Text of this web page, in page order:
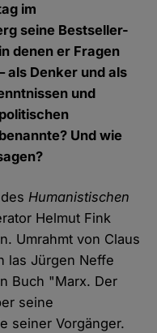
im
seine Bestseller-
denen er Fragen
als Denker und als
und
Und wie
desHumanistischen
Helmut Fink
Umrahmt von Claus
las Jürgen Neffe
Buch "Marx. Der
seine
seiner Vorgänger.